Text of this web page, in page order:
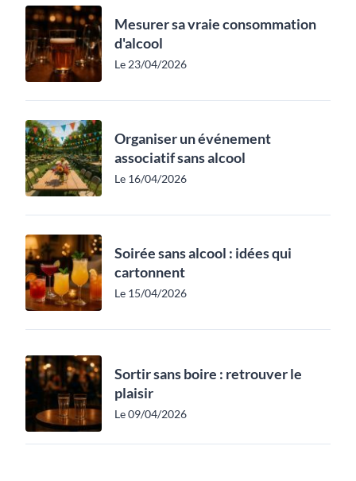
Mesurer sa vraie consommation
d'alcool
Le 23/04/2026
Organiser un événement
associatif sans alcool
Le 16/04/2026
Soirée sans alcool : idées qui
cartonnent
Le 15/04/2026
Sortir sans boire : retrouver le
plaisir
Le 09/04/2026